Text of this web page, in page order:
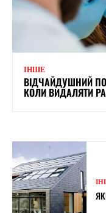
ІНШЕ
ВІДЧАЙДУШНИЙ
КОЛИ ВИДАЛЯТИ